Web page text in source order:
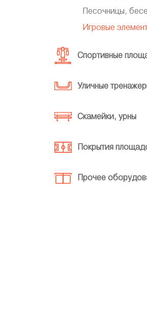
Песочницы,
Игровые
Спортивные
Уличные
Скамейки, урны
Покрытия
Прочее